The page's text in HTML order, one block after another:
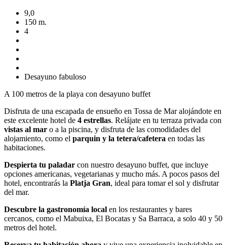
9,0
150 m.
4
Desayuno fabuloso
A 100 metros de la playa con desayuno buffet
Disfruta de una escapada de ensueño en Tossa de Mar alojándote en
este excelente hotel de 4 estrellas. Relájate en tu terraza privada con
vistas al mar o a la piscina, y disfruta de las comodidades del
alojamiento, como el parquin y la tetera/cafetera en todas las
habitaciones.
Despierta tu paladar con nuestro desayuno buffet, que incluye
opciones americanas, vegetarianas y mucho más. A pocos pasos del
hotel, encontrarás la Platja Gran, ideal para tomar el sol y disfrutar
del mar.
Descubre la gastronomía local en los restaurantes y bares
cercanos, como el Mabuixa, El Bocatas y Sa Barraca, a solo 40 y 50
metros del hotel.